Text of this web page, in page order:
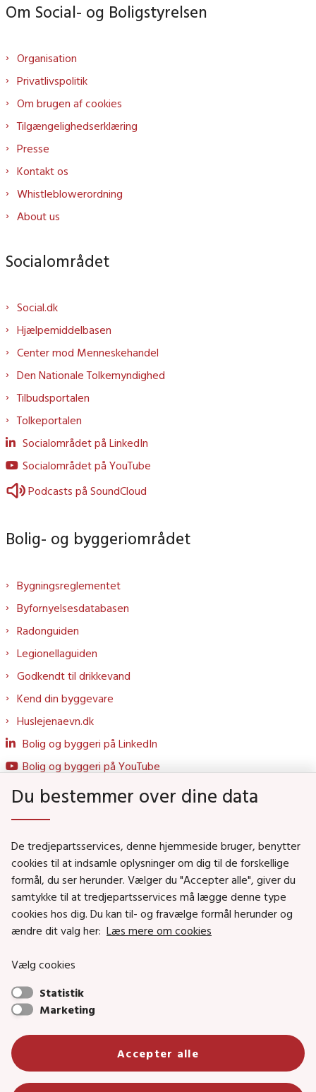
Om Social- og Boligstyrelsen
Organisation
Privatlivspolitik
Om brugen af cookies
Tilgængelighedserklæring
Presse
Kontakt os
Whistleblowerordning
About us
Socialområdet
Social.dk
Hjælpemiddelbasen
Center mod Menneskehandel
Den Nationale Tolkemyndighed
Tilbudsportalen
Tolkeportalen
Socialområdet på LinkedIn
Socialområdet på YouTube
Podcasts på SoundCloud
Bolig- og byggeriområdet
Bygningsreglementet
Byfornyelsesdatabasen
Radonguiden
Legionellaguiden
Godkendt til drikkevand
Kend din byggevare
Huslejenaevn.dk
Bolig og byggeri på LinkedIn
Bolig og byggeri på YouTube
Social- og Boligministeriet
Job i Social- og Boligstyrelsen
Puljer og tilskud
Nyhedsbreve
Social- og Boligstyrelsens nyheder som RSS feed
Social- og Boligstyrelsen • Tlf.: 72 42 37 00 •
sikkermail• EAN-nr.: 5798000354838 • CVR-nr.:
26144698
Primær adresse og reception: Lerchesgade 35, 5, 5000 Odense C •
Du bestemmer over dine data
De tredjepartsservices, denne hjemmeside bruger, benytter
cookies til at indsamle oplysninger om dig til de forskellige
formål, du ser herunder. Vælger du "Accepter alle", giver du
samtykke til at tredjepartsservices må lægge denne type
cookies hos dig. Du kan til- og fravælge formål herunder og
ændre dit valg her: Læs mere om cookies
Vælg cookies
Statistik
Marketing
Accepter alle